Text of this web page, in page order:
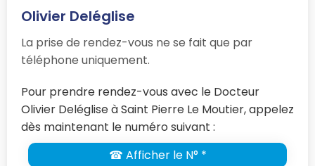
Olivier Deléglise
La prise de rendez-vous ne se fait que par
téléphone uniquement.
Pour prendre rendez-vous avec le Docteur
Olivier Deléglise à Saint Pierre Le Moutier, appelez
dès maintenant le numéro suivant :
☎ Afficher le N° *